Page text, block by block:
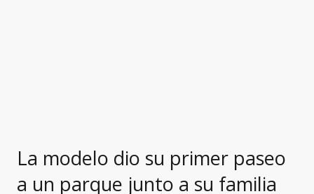
La modelo dio su primer paseo
a un parque junto a su familia